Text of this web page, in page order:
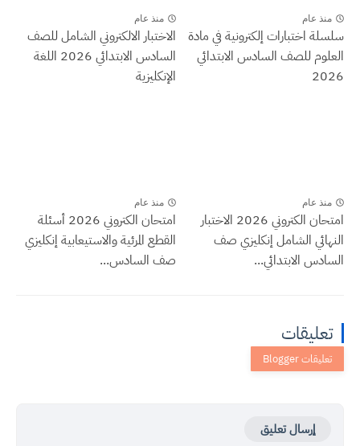
منذ عام
سلسلة اختبارات إلكترونية في مادة
العلوم للصف السادس الابتدائي
2026
منذ عام
الاختبار الالكتروني الشامل للصف
السادس الابتدائي 2026 اللغة
الإنكليزية
منذ عام
امتحان الكتروني 2026 الاختبار
النهائي الشامل إنكليزي صف
السادس الابتدائي...
منذ عام
امتحان الكتروني 2026 أسئلة
القطع المرئية والاستيعابية إنكليزي
صف السادس...
تعليقات
إرسال تعليق